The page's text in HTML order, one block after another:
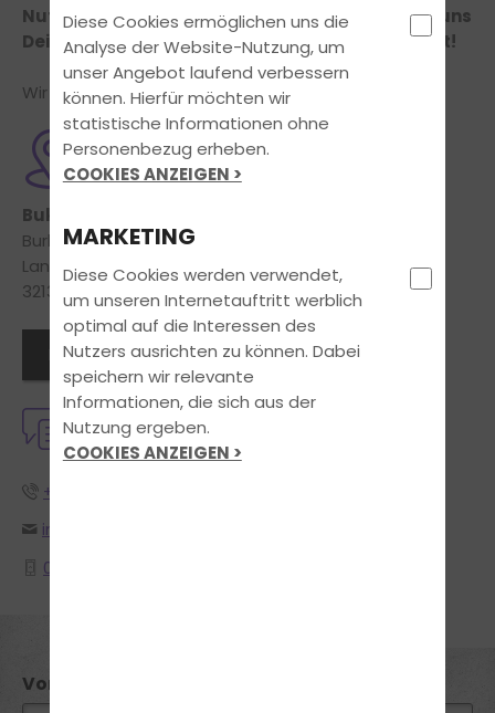
Nutze unser Online-Kontaktformular und teile uns
Dein Anliegen mit, wir kümmern uns um den Rest!
Wir freuen uns auf Deine Nachricht!
ADRESSE
Bukis Fahrschule
Burkan Agircan
Lange Straße 66
32139 Spenge
Filialen und Öffnungszeiten
KOMMUNIKATION
+4917632444587
info@bukisfahrschule.de
017632444587
Vorname*:
Diese Cookies ermöglichen uns die
Analyse der Website-Nutzung, um
unser Angebot laufend verbessern
können. Hierfür möchten wir
statistische Informationen ohne
Personenbezug erheben.
COOKIES ANZEIGEN >
MARKETING
Diese Cookies werden verwendet,
um unseren Internetauftritt werblich
optimal auf die Interessen des
Nutzers ausrichten zu können. Dabei
speichern wir relevante
Informationen, die sich aus der
Nutzung ergeben.
COOKIES ANZEIGEN >